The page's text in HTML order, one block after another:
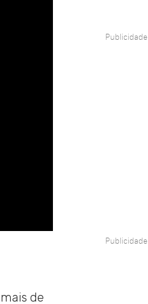
de
Publicidade
Publicidade